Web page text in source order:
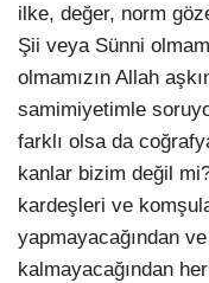
ilke, değer, norm
Şii veya Sünni
olmamızın Allah
samimiyetimle
farklı olsa da
kanlar bizim değil
kardeşleri ve
yapmayacağından
kalmayacağından